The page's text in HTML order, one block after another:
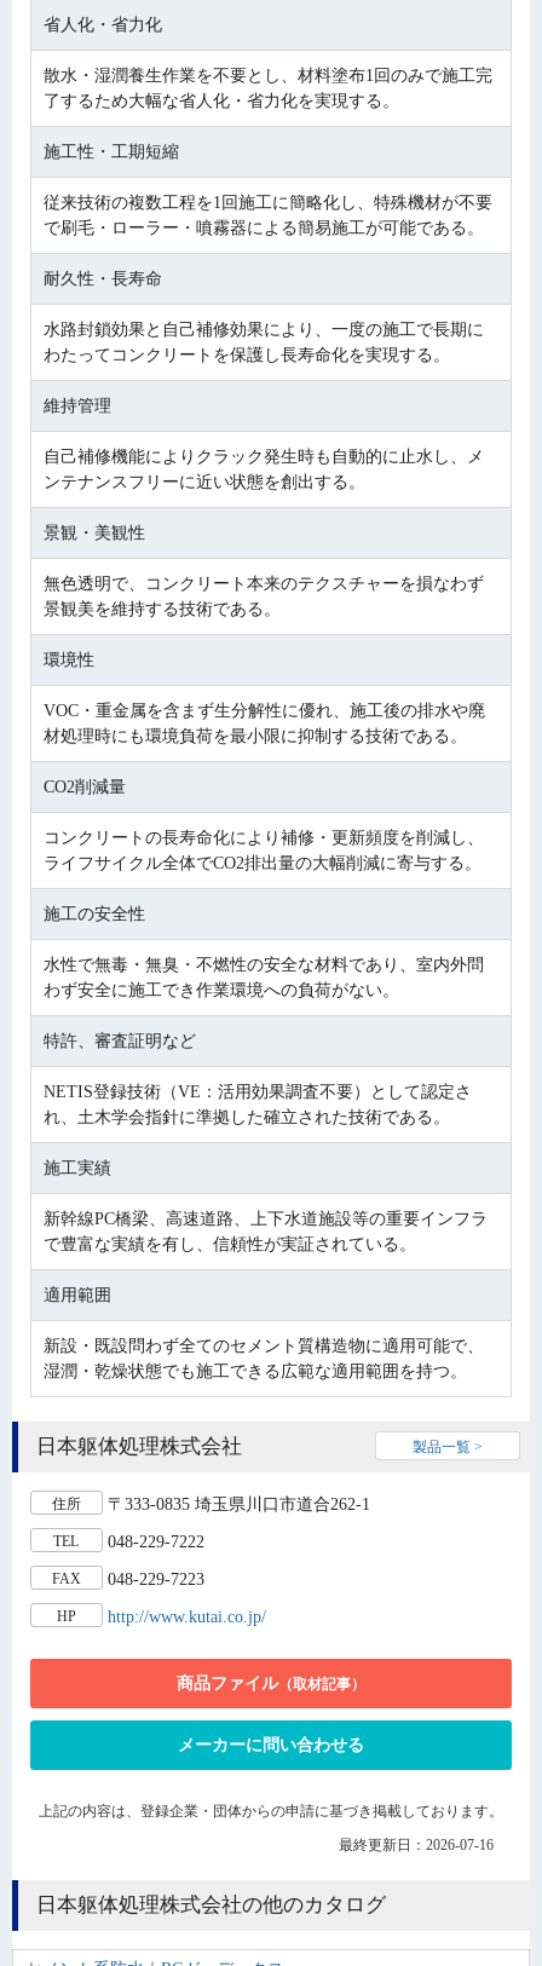
省人化・省力化
散水・湿潤養生作業を不要とし、材料塗布1回のみで施工完
了するため大幅な省人化・省力化を実現する。
施工性・工期短縮
従来技術の複数工程を1回施工に簡略化し、特殊機材が不要
で刷毛・ローラー・噴霧器による簡易施工が可能である。
耐久性・長寿命
水路封鎖効果と自己補修効果により、一度の施工で長期に
わたってコンクリートを保護し長寿命化を実現する。
維持管理
自己補修機能によりクラック発生時も自動的に止水し、メ
ンテナンスフリーに近い状態を創出する。
景観・美観性
無色透明で、コンクリート本来のテクスチャーを損なわず
景観美を維持する技術である。
環境性
VOC・重金属を含まず生分解性に優れ、施工後の排水や廃
材処理時にも環境負荷を最小限に抑制する技術である。
CO2削減量
コンクリートの長寿命化により補修・更新頻度を削減し、
ライフサイクル全体でCO2排出量の大幅削減に寄与する。
施工の安全性
水性で無毒・無臭・不燃性の安全な材料であり、室内外問
わず安全に施工でき作業環境への負荷がない。
特許、審査証明など
NETIS登録技術（VE：活用効果調査不要）として認定さ
れ、土木学会指針に準拠した確立された技術である。
施工実績
新幹線PC橋梁、高速道路、上下水道施設等の重要インフラ
で豊富な実績を有し、信頼性が実証されている。
適用範囲
新設・既設問わず全てのセメント質構造物に適用可能で、
湿潤・乾燥状態でも施工できる広範な適用範囲を持つ。
日本躯体処理株式会社 製品一覧 >
住所 〒333-0835 埼玉県川口市道合262-1
TEL 048-229-7222
FAX 048-229-7223
HP http://www.kutai.co.jp/
商品ファイル（取材記事）
メーカーに問い合わせる
上記の内容は、登録企業・団体からの申請に基づき掲載しております。
最終更新日：2026-07-16
日本躯体処理株式会社の他のカタログ